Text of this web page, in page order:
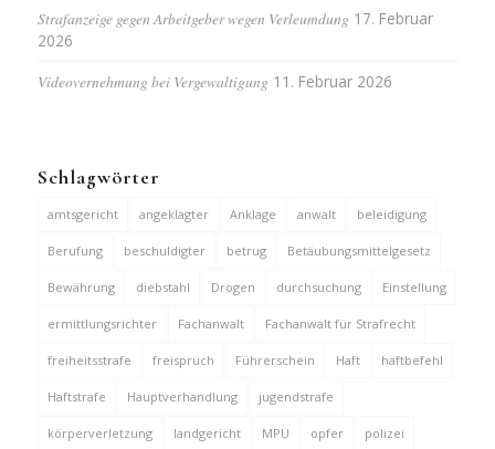
Strafanzeige gegen Arbeitgeber wegen Verleumdung 17. Februar
2026
Videovernehmung bei Vergewaltigung 11. Februar 2026
Schlagwörter
amtsgericht angeklagter Anklage anwalt beleidigung
Berufung beschuldigter betrug Betäubungsmittelgesetz
Bewährung diebstahl Drogen durchsuchung Einstellung
ermittlungsrichter Fachanwalt Fachanwalt für Strafrecht
freiheitsstrafe freispruch Führerschein Haft haftbefehl
Haftstrafe Hauptverhandlung jugendstrafe
körperverletzung landgericht MPU opfer polizei